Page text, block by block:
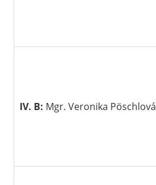
IV. B: Mgr. Veronika Pöschlová